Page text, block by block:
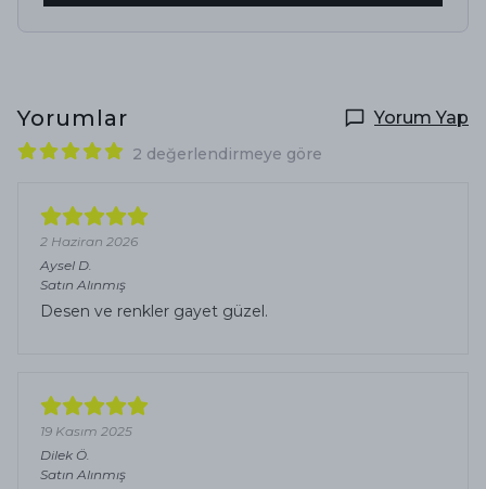
Yorumlar Yorum Yap
2 değerlendirmeye göre
2 Haziran 2026
Aysel D.
Satın Alınmış
Desen ve renkler gayet güzel.
19 Kasım 2025
Dilek Ö.
Satın Alınmış